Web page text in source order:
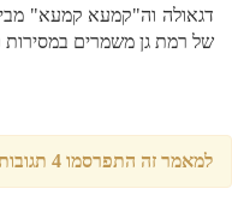
דגאולה וה"קמעא קמעא"
של רמת גן משמרים במסירות
למאמר זה התפרסמו 4 תגובות.